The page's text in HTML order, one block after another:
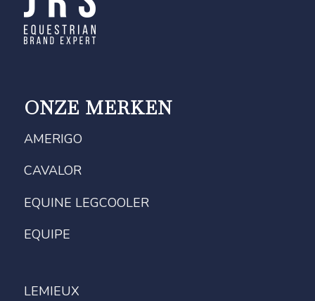
ONZE MERKEN
AMERIGO
CAVALOR
EQUINE LEGCOOLER
EQUIPE
LEMIEUX